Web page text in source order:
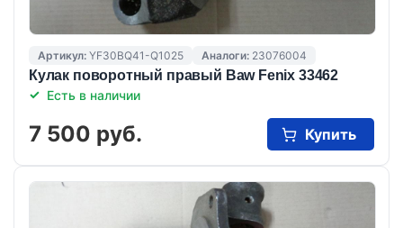
Артикул: YF30BQ41-Q1025 Аналоги: 23076004
Кулак поворотный правый Baw Fenix 33462
Есть в наличии
7 500 руб. Купить